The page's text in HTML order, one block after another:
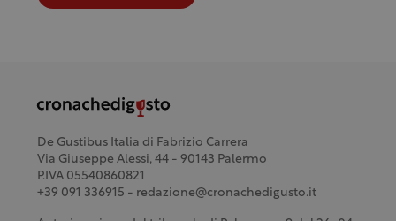
De Gustibus Italia di Fabrizio Carrera
Via Giuseppe Alessi, 44 - 90143 Palermo
P.IVA 05540860821
+39 091 336915 - redazione@cronachedigusto.it